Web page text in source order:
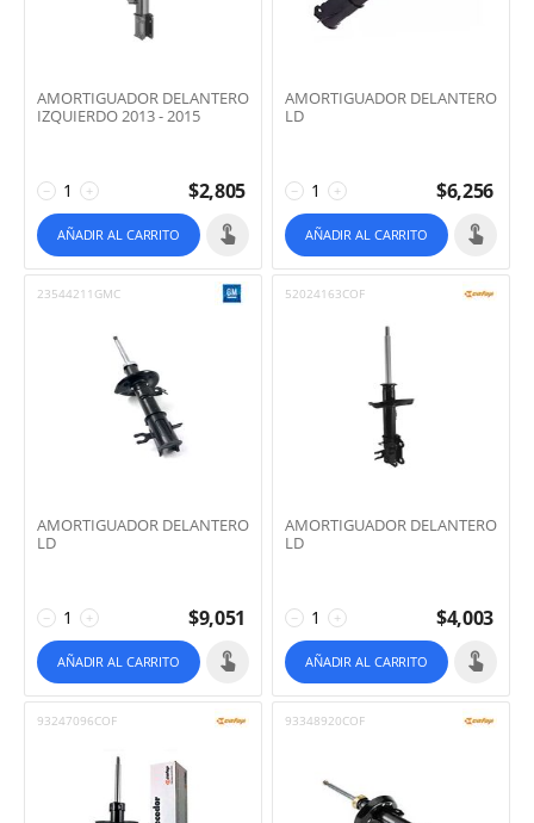
AMORTIGUADOR DELANTERO
IZQUIERDO 2013 - 2015
+
− $2,805
AÑADIR AL CARRITO
AMORTIGUADOR DELANTERO
LD
+
− $6,256
AÑADIR AL CARRITO
23544211GMC
AMORTIGUADOR DELANTERO
LD
+
− $9,051
AÑADIR AL CARRITO
52024163COF
AMORTIGUADOR DELANTERO
LD
+
− $4,003
AÑADIR AL CARRITO
93247096COF 93348920COF